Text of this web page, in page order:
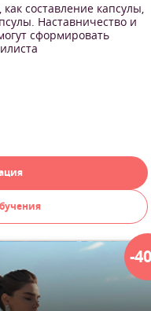
составление капсулы,
Наставничество и
сформировать
-